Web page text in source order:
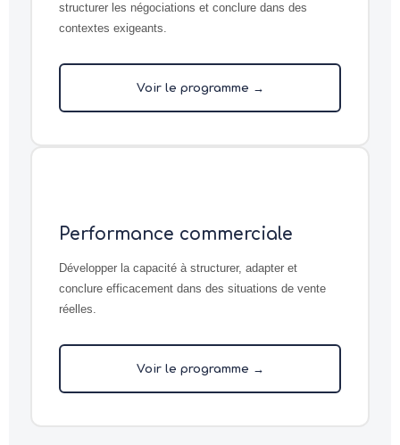
structurer les négociations et conclure dans des
contextes exigeants.
Voir le programme →
Performance commerciale
Développer la capacité à structurer, adapter et
conclure efficacement dans des situations de vente
réelles.
Voir le programme →